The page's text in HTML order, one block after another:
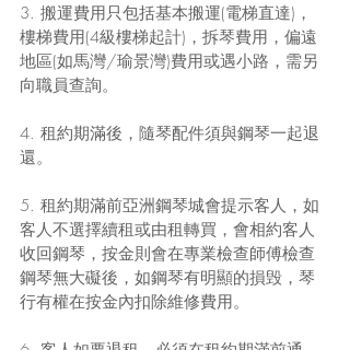
3. 搬運費用只包括基本搬運(電梯直達)，
樓梯費用(4級樓梯起計)，拆琴費用，偏遠
地區(如馬灣/瑜景灣)費用或遇小路，需另
向職員查詢。
4. 租約期滿後，隨琴配件須與鋼琴一起退
還。
5. 租約期滿前亞洲鋼琴城會提示客人，如
客人不選擇續租或由租轉買，會相約客人
收回鋼琴，按金則會在專業檢查師傅檢查
鋼琴無大礙後，如鋼琴有明顯的損毁，琴
行有權在按金內扣除維修費用。